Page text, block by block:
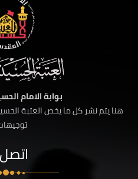
بوابة الامام
هنا يتم نشر كل ما يخص العتبة